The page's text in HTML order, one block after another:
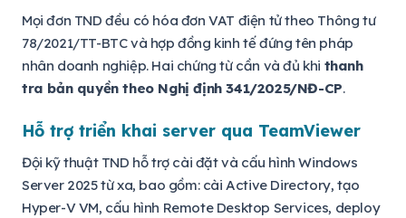
Mọi đơn TND đều có hóa đơn VAT điện tử theo Thông tư
78/2021/TT-BTC và hợp đồng kinh tế đứng tên pháp
nhân doanh nghiệp. Hai chứng từ cần và đủ khi thanh
tra bản quyền theo Nghị định 341/2025/NĐ-CP.
Hỗ trợ triển khai server qua TeamViewer
Đội kỹ thuật TND hỗ trợ cài đặt và cấu hình Windows
Server 2025 từ xa, bao gồm: cài Active Directory, tạo
Hyper-V VM, cấu hình Remote Desktop Services, deploy